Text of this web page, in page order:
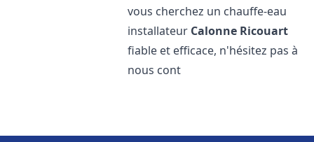
vous cherchez un chauffe-eau
installateur Calonne Ricouart
fiable et efficace, n'hésitez pas à
nous cont